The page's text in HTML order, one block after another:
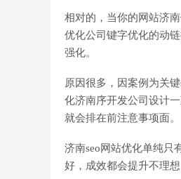
相对的，当你的网站济
优化公司键字优化的动
强化。
原因很多，因案例为关
化济南序开发公司设计
就会排在前注意事项面。
济南seo网站优化单纯只
好，成效都会提升不理想